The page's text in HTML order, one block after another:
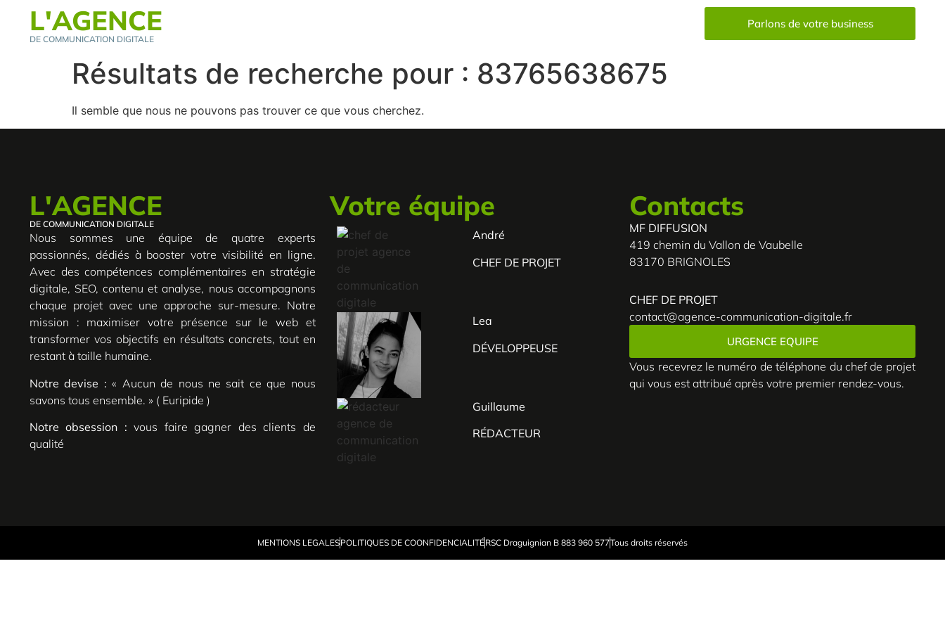
L'AGENCE
DE COMMUNICATION DIGITALE
Parlons de votre business
Résultats de recherche pour : 83765638675
Il semble que nous ne pouvons pas trouver ce que vous cherchez.
L'AGENCE
DE COMMUNICATION DIGITALE
Nous sommes une équipe de quatre experts
passionnés, dédiés à booster votre visibilité en ligne.
Avec des compétences complémentaires en stratégie
digitale, SEO, contenu et analyse, nous accompagnons
chaque projet avec une approche sur-mesure. Notre
mission : maximiser votre présence sur le web et
transformer vos objectifs en résultats concrets, tout en
restant à taille humaine.
Notre devise : « Aucun de nous ne sait ce que nous
savons tous ensemble. » ( Euripide )
Notre obsession : vous faire gagner des clients de
qualité
Votre équipe
André
CHEF DE PROJET
Lea
DÉVELOPPEUSE
Guillaume
RÉDACTEUR
Contacts
MF DIFFUSION
419 chemin du Vallon de Vaubelle
83170 BRIGNOLES
CHEF DE PROJET
contact@agence-communication-digitale.fr
URGENCE EQUIPE
Vous recevrez le numéro de téléphone du chef de projet
qui vous est attribué après votre premier rendez-vous.
MENTIONS LEGALESPOLITIQUES DE COONFIDENCIALITÉRSC Draguignian B 883 960 577Tous droits réservés